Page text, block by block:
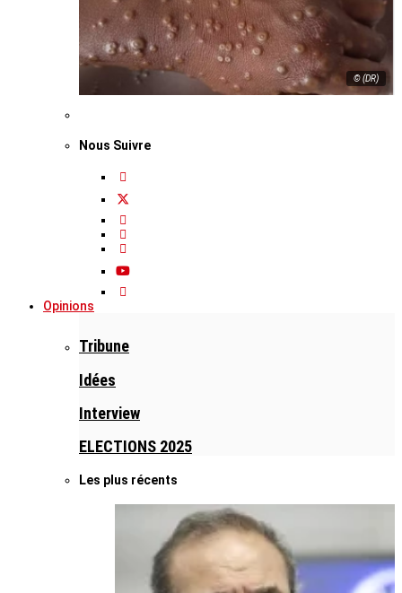
© (DR)
Nous Suivre
Opinions
Tribune
Idées
Interview
ELECTIONS 2025
Les plus récents